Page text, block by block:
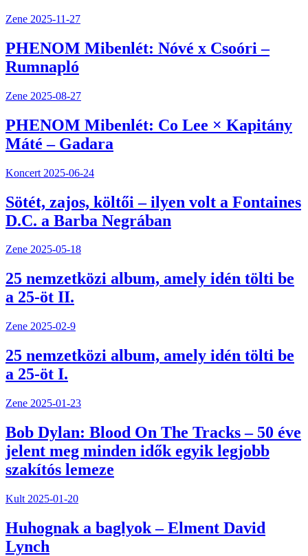
Zene 2025-11-27
PHENOM Mibenlét: Nóvé x Csoóri –
Rumnapló
Zene 2025-08-27
PHENOM Mibenlét: Co Lee × Kapitány
Máté – Gadara
Koncert 2025-06-24
Sötét, zajos, költői – ilyen volt a Fontaines
D.C. a Barba Negrában
Zene 2025-05-18
25 nemzetközi album, amely idén tölti be
a 25-öt II.
Zene 2025-02-9
25 nemzetközi album, amely idén tölti be
a 25-öt I.
Zene 2025-01-23
Bob Dylan: Blood On The Tracks – 50 éve
jelent meg minden idők egyik legjobb
szakítós lemeze
Kult 2025-01-20
Huhognak a baglyok – Elment David
Lynch